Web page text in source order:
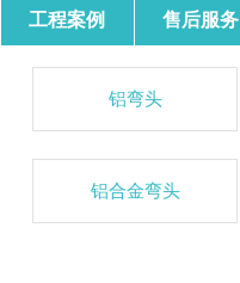
工程案例 售后服务
铝弯头
铝合金弯头